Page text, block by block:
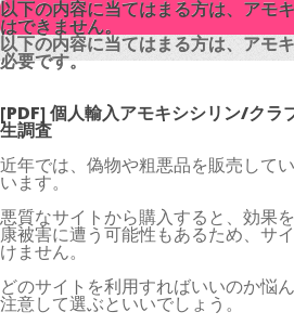
以下の内容に当てはまる方は、アモ
はできません。
以下の内容に当てはまる方は、アモ
必要です。
[PDF] 個人輸入アモキシシリン/クラ
生調査
近年では、偽物や粗悪品を販売して
います。
悪質なサイトから購入すると、効果
康被害に遭う可能性もあるため、サ
けません。
どのサイトを利用すればいいのか悩
注意して選ぶといいでしょう。
以下の内容に当てはまる方は、アモ
はできません。
以下の内容に当てはまる方は、アモ
必要です。